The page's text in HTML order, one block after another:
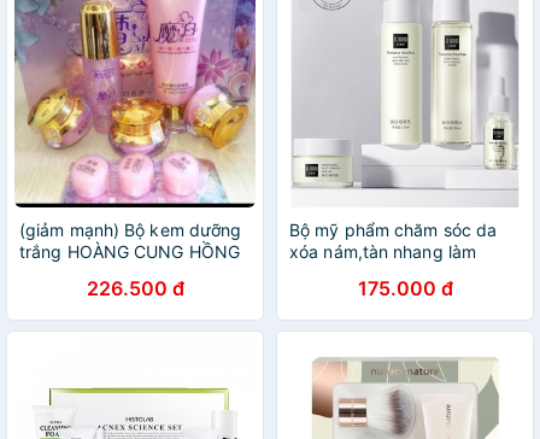
(giảm mạnh) Bộ kem dưỡng
trắng HOÀNG CUNG HỒNG
226.500 đ
Bộ mỹ phẩm chăm sóc da
xóa nám,tàn nhang làm
175.000 đ